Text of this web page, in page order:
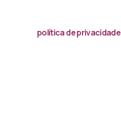
política de privacidade